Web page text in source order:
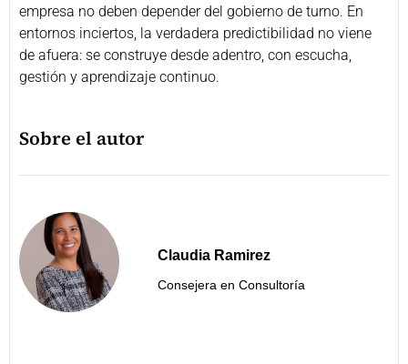
empresa no deben depender del gobierno de turno. En
entornos inciertos, la verdadera predictibilidad no viene
de afuera: se construye desde adentro, con escucha,
gestión y aprendizaje continuo.
Sobre el autor
Claudia Ramirez
Consejera en Consultoría